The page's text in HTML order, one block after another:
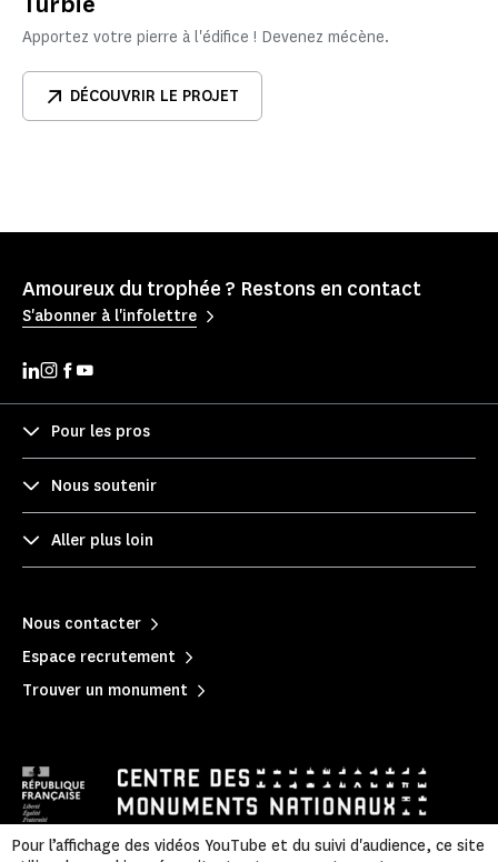
Apportez votre pierre à l'édifice ! Devenez mécène.
DÉCOUVRIR LE PROJET
Amoureux du trophée ? Restons en contact
S'abonner à l'infolettre
Pour les pros
Nous soutenir
Aller plus loin
Nous contacter
Espace recrutement
Trouver un monument
Pour l’affichage des vidéos YouTube et du suivi d'audience, ce site